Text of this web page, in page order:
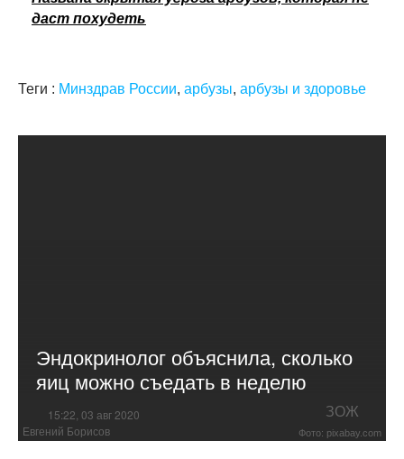
даст похудеть
Теги : Минздрав России, арбузы, арбузы и здоровье
Эндокринолог объяснила, сколько
яиц можно съедать в неделю
15:22, 03 авг 2020 ЗОЖ
Евгений Борисов Фото: pixabay.com